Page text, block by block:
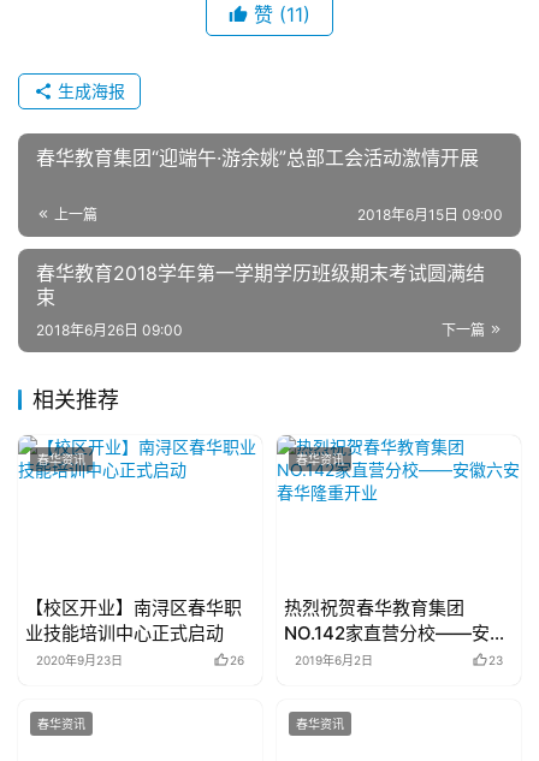
赞 (11)
生成海报
春华教育集团“迎端午·游余姚”总部工会活动激情开展
上一篇 2018年6月15日 09:00
春华教育2018学年第一学期学历班级期末考试圆满结
束
下一篇
2018年6月26日 09:00
相关推荐
春华资讯
【校区开业】南浔区春华职
业技能培训中心正式启动
2020年9月23日 26
春华资讯
热烈祝贺春华教育集团
NO.142家直营分校——安徽
六安春华隆重开业
2019年6月2日 23
春华资讯 春华资讯